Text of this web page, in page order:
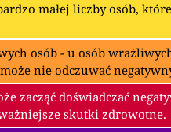
małej liczby osób,
osób - u osób
nie odczuwać
zacząć doświadczać
skutki zdrowotne.